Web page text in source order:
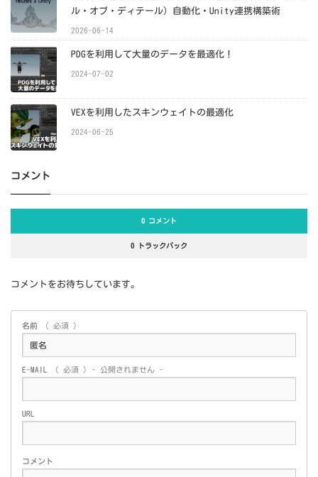
ル・オブ・ディテール）自動化・Unity連携構築術
2026-06-14
PDGを利用して大量のデータを最適化！
2024-07-02
VEXを利用したスキンウェイトの最適化
2024-06-25
コメント
0 コメント
0 トラックバック
コメントをお待ちしています。
名前 ( 必須 )
E-MAIL ( 必須 ) - 公開されません -
URL
コメント